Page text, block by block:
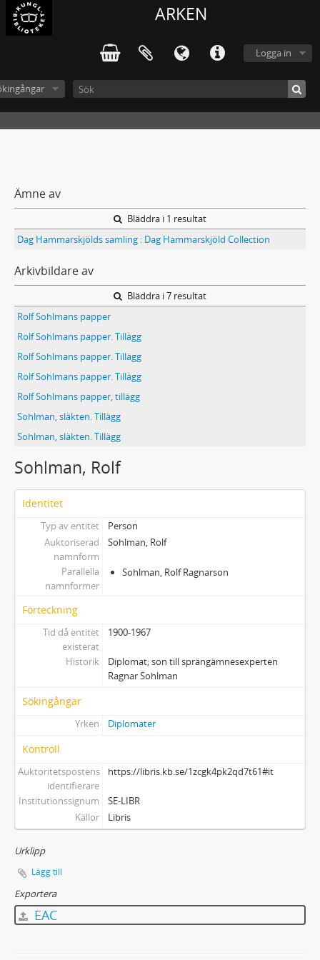
ARKEN
Logga in
Ämne av
Bläddra i 1 resultat
Dag Hammarskjölds samling : Dag Hammarskjöld Collection
Arkivbildare av
Bläddra i 7 resultat
Rolf Sohlmans papper
Rolf Sohlmans papper. Tillägg
Rolf Sohlmans papper. Tillägg
Rolf Sohlmans papper. Tillägg
Rolf Sohlmans papper, tillägg
Sohlman, släkten. Tillägg
Sohlman, släkten. Tillägg
Sohlman, Rolf
Identitet
Typ av entitet
Person
Auktoriserad
namnform
Sohlman, Rolf
Parallella
namnformer
Sohlman, Rolf Ragnarson
Förteckning
Tid då entitet
existerat
1900-1967
Historik
Diplomat; son till sprängämnesexperten
Ragnar Sohlman
Sökingångar
Yrken Diplomater
Kontroll
Auktoritetspostens
identifierare
https://libris.kb.se/1zcgk4pk2qd7t61#it
Institutionssignum
SE-LIBR
Källor
Libris
Urklipp
Lägg till
Exportera
EAC